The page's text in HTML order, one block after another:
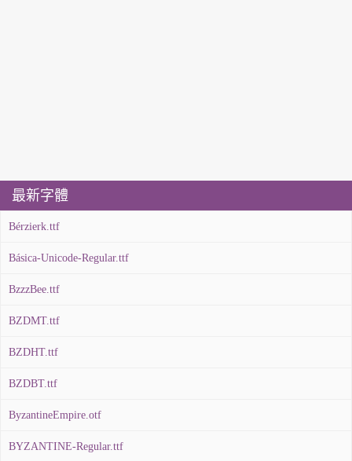
最新字體
Bérzierk.ttf
Básica-Unicode-Regular.ttf
BzzzBee.ttf
BZDMT.ttf
BZDHT.ttf
BZDBT.ttf
ByzantineEmpire.otf
BYZANTINE-Regular.ttf